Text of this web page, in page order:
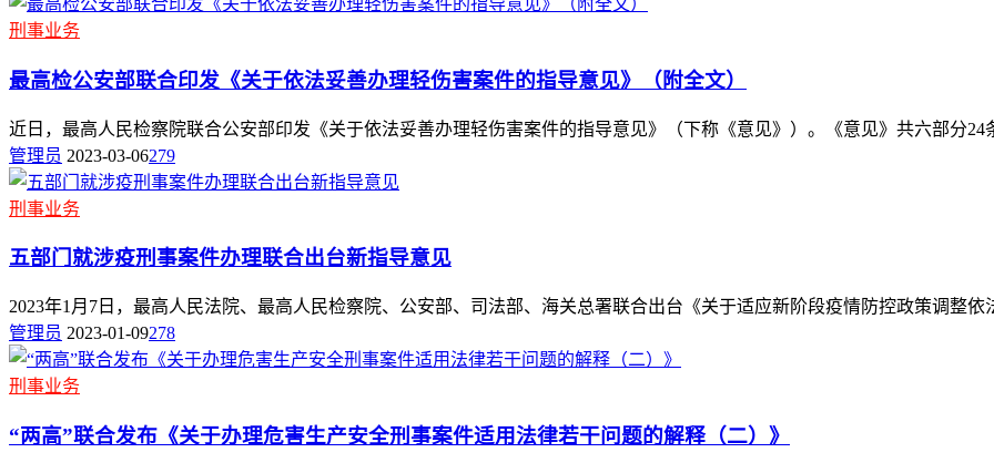
刑事业务
最高检公安部联合印发《关于依法妥善办理轻伤害案件的指导意见》（附全文）
近日，最高人民检察院联合公安部印发《关于依法妥善办理轻伤害案件的指导意见》（下称《意见》）。《意见》共六部分24
管理员 2023-03-06279
刑事业务
五部门就涉疫刑事案件办理联合出台新指导意见
2023年1月7日，最高人民法院、最高人民检察院、公安部、司法部、海关总署联合出台《关于适应新阶段疫情防控政策调整依
管理员 2023-01-09278
刑事业务
“两高”联合发布《关于办理危害生产安全刑事案件适用法律若干问题的解释（二）》